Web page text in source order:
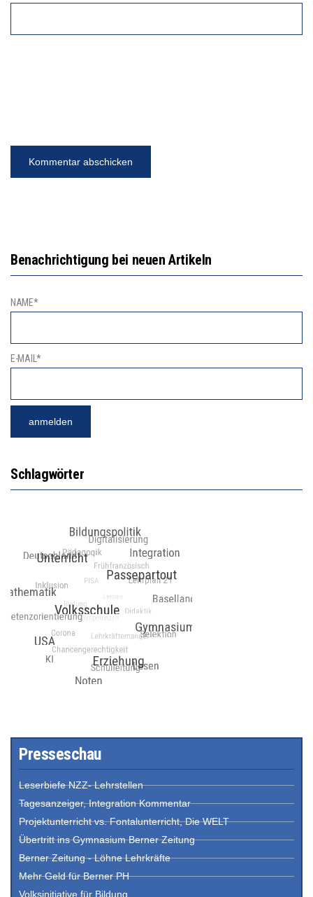
Benachrichtigung bei neuen Artikeln
NAME*
E-MAIL*
Schlagwörter
Presseschau
Leserbiefe NZZ- Lehrstellen
Tagesanzeiger, Integration Kommentar
Projektunterricht vs. Fontalunterricht, Die WELT
Übertritt ins Gymnasium Berner Zeitung
Berner Zeitung - Löhne Lehrkräfte
Mehr Geld für Berner PH
Volksinitiative für Bildung